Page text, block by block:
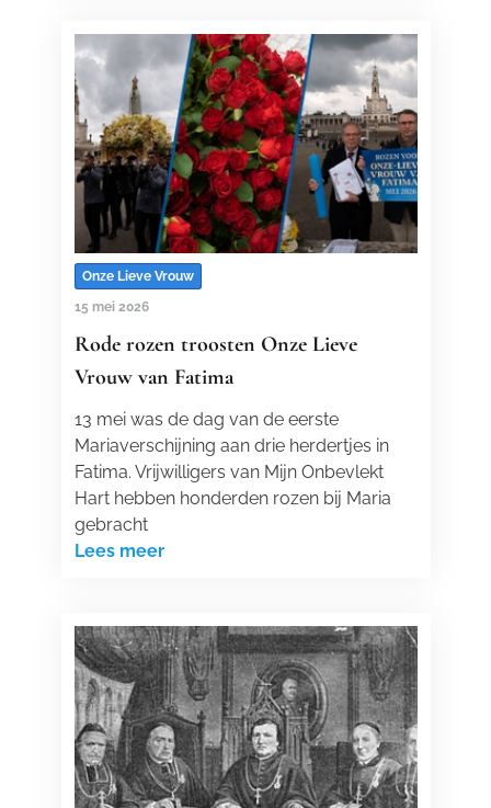
Onze Lieve Vrouw
15 mei 2026
Rode rozen troosten Onze Lieve
Vrouw van Fatima
13 mei was de dag van de eerste
Mariaverschijning aan drie herdertjes in
Fatima. Vrijwilligers van Mijn Onbevlekt
Hart hebben honderden rozen bij Maria
gebracht
Lees meer